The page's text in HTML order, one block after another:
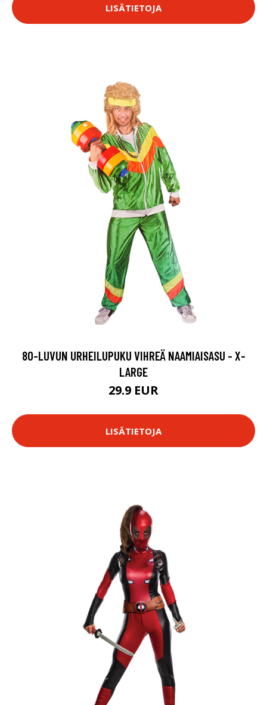
LISÄTIETOJA
80-LUVUN URHEILUPUKU VIHREÄ NAAMIAISASU - X-
LARGE
29.9 EUR
LISÄTIETOJA